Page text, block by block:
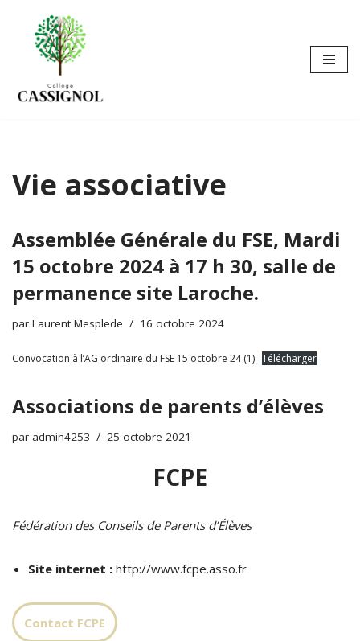
Aller
contenu
Vie associative
Assemblée Générale du FSE, Mardi
15 octobre 2024 à 17 h 30, salle de
permanence site Laroche.
par Laurent Mesplede 16 octobre 2024
Convocation à l’AG ordinaire du FSE 15 octobre 24 (1) Télécharger
Associations de parents d’élèves
par admin4253 25 octobre 2021
FCPE
Fédération des Conseils de Parents d’Élèves
Site internet : http://www.fcpe.asso.fr
Contact FCPE